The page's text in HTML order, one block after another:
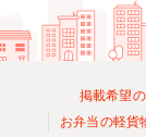
掲載希望
お弁当の軽貨